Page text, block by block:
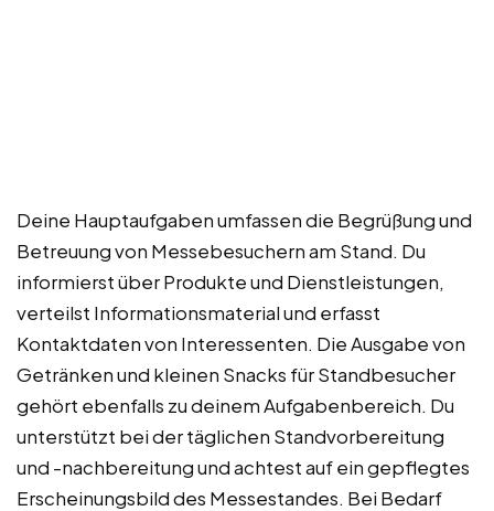
Deine Hauptaufgaben umfassen die Begrüßung und
Betreuung von Messebesuchern am Stand. Du
informierst über Produkte und Dienstleistungen,
verteilst Informationsmaterial und erfasst
Kontaktdaten von Interessenten. Die Ausgabe von
Getränken und kleinen Snacks für Standbesucher
gehört ebenfalls zu deinem Aufgabenbereich. Du
unterstützt bei der täglichen Standvorbereitung
und -nachbereitung und achtest auf ein gepflegtes
Erscheinungsbild des Messestandes. Bei Bedarf